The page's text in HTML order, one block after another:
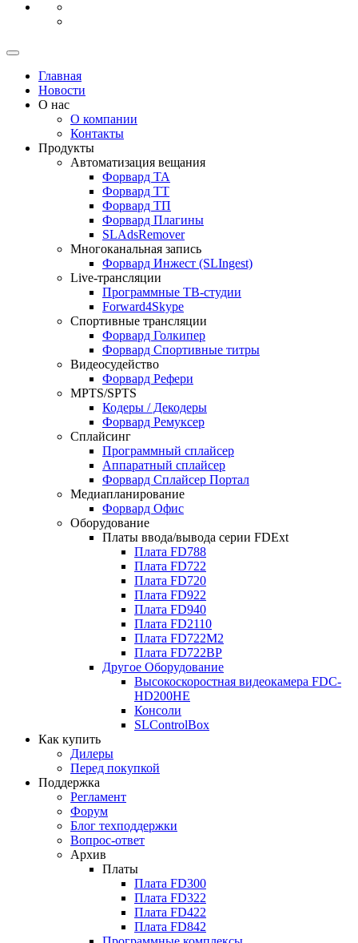
Главная
Новости
О нас
О компании
Контакты
Продукты
Автоматизация вещания
Форвард ТА
Форвард ТТ
Форвард ТП
Форвард Плагины
SLAdsRemover
Многоканальная запись
Форвард Инжест (SLIngest)
Live-трансляции
Программные ТВ-студии
Forward4Skype
Спортивные трансляции
Форвард Голкипер
Форвард Спортивные титры
Видеосудейство
Форвард Рефери
MPTS/SPTS
Кодеры / Декодеры
Форвард Ремуксер
Сплайсинг
Программный сплайсер
Аппаратный сплайсер
Форвард Сплайсер Портал
Медиапланирование
Форвард Офис
Оборудование
Платы ввода/вывода серии FDExt
Плата FD788
Плата FD722
Плата FD720
Плата FD922
Плата FD940
Плата FD2110
Плата FD722M2
Плата FD722BP
Другое Оборудование
Высокоскоростная видеокамера FDC-
HD200HE
Консоли
SLControlBox
Как купить
Дилеры
Перед покупкой
Поддержка
Регламент
Форум
Блог техподдержки
Вопрос-ответ
Архив
Платы
Плата FD300
Плата FD322
Плата FD422
Плата FD842